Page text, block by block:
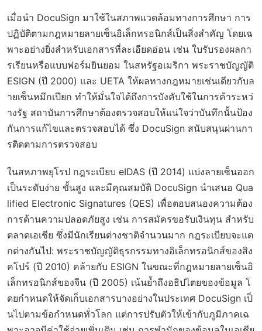
เมื่อนำ DocuSign มาใช้ในสภาพแวดล้อมทางการศึกษา การ
ปฏิบัติตามกฎหมายลายเซ็นอิเล็กทรอนิกส์เป็นสิ่งสำคัญ โดยเฉ
พาะอย่างยิ่งสำหรับเอกสารที่ละเอียดอ่อน เช่น ใบรับรองผลกา
รเรียนหรือแบบฟอร์มยินยอม ในสหรัฐอเมริกา พระราชบัญญัติ
ESIGN (ปี 2000) และ UETA ให้ผลทางกฎหมายเช่นเดียวกับล
ายเซ็นหมึกเปียก ทำให้มั่นใจได้ถึงการบังคับใช้ในการค้าระหว่
างรัฐ สถาบันการศึกษาต้องตรวจสอบให้แน่ใจว่าบันทึกนั้นป้อง
กันการแก้ไขและตรวจสอบได้ ซึ่ง DocuSign สนับสนุนผ่านกา
รติดตามการตรวจสอบ
ในสหภาพยุโรป กฎระเบียบ eIDAS (ปี 2014) แบ่งลายเซ็นออก
เป็นระดับง่าย ขั้นสูง และมีคุณสมบัติ DocuSign นำเสนอ Qua
lified Electronic Signatures (QES) เพื่อตอบสนองความต้อง
การด้านความปลอดภัยสูง เช่น การสมัครขอรับเงินทุน สำหรับ
ตลาดเอเชีย ซึ่งมีนักเรียนต่างชาติจำนวนมาก กฎระเบียบจะแต
กต่างกันไป: พระราชบัญญัติธุรกรรมทางอิเล็กทรอนิกส์ของสิง
คโปร์ (ปี 2010) คล้ายกับ ESIGN ในขณะที่กฎหมายลายเซ็นอิ
เล็กทรอนิกส์ของจีน (ปี 2005) เน้นย้ำถึงอธิปไตยของข้อมูล โ
ดยกำหนดให้จัดเก็บเอกสารบางอย่างในประเทศ DocuSign เป็
นไปตามข้อกำหนดทั่วโลก แต่การปรับตัวให้เข้ากับภูมิภาคเฉ